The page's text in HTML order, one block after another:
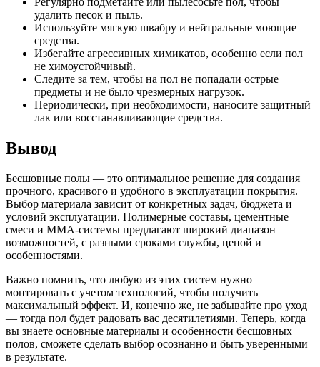
удалить песок и пыль.
Используйте мягкую швабру и нейтральные моющие
средства.
Избегайте агрессивных химикатов, особенно если пол
не химоустойчивый.
Следите за тем, чтобы на пол не попадали острые
предметы и не было чрезмерных нагрузок.
Периодически, при необходимости, наносите защитный
лак или восстанавливающие средства.
Вывод
Бесшовные полы — это оптимальное решение для создания
прочного, красивого и удобного в эксплуатации покрытия.
Выбор материала зависит от конкретных задач, бюджета и
условий эксплуатации. Полимерные составы, цементные
смеси и ММА-системы предлагают широкий диапазон
возможностей, с разными сроками службы, ценой и
особенностями.
Важно помнить, что любую из этих систем нужно
монтировать с учетом технологий, чтобы получить
максимальный эффект. И, конечно же, не забывайте про уход
— тогда пол будет радовать вас десятилетиями. Теперь, когда
вы знаете основные материалы и особенности бесшовных
полов, сможете сделать выбор осознанно и быть уверенными
в результате.